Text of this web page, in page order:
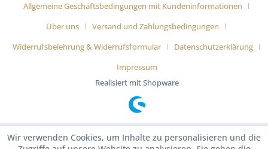
Allgemeine Geschäftsbedingungen mit Kundeninformationen
Über uns
Versand und Zahlungsbedingungen
Widerrufsbelehrung & Widerrufsformular
Datenschutzerklärung
Impressum
Realisiert mit Shopware
Wir verwenden Cookies, um Inhalte zu personalisieren und die